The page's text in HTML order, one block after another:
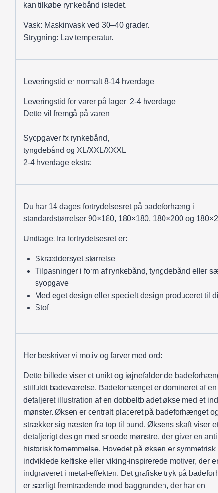
kan tilkøbe rynkebånd istedet.
Vask: Maskinvask ved 30–40 grader.
Strygning: Lav temperatur.
Leveringstid er normalt 8-14 hverdage
Leveringstid for varer på lager: 2-4 hverdage
Dette vil fremgå på varen
Syopgaver fx rynkebånd,
tyngdebånd og XL/XXL/XXXL:
2-4 hverdage ekstra
Du har 14 dages fortrydelsesret på badeforhæng i
standardstørrelser 90×180, 180×180, 180×200 og
Undtaget fra fortrydelsesret er:
Skræddersyet størrelse
Tilpasninger i form af rynkebånd, tyngdebånd eller
syopgave
Med eget design eller specielt design produceret til
Stof
Her beskriver vi motiv og farver med ord:
Dette billede viser et unikt og iøjnefaldende
stilfuldt badeværelse. Badeforhænget er domineret af en
detaljeret illustration af en dobbeltbladet økse med et
mønster. Øksen er centralt placeret på badeforhænget
strækker sig næsten fra top til bund. Øksens skaft viser et
detaljerigt design med snoede mønstre, der giver en
historisk fornemmelse. Hovedet på øksen er symmetrisk
indviklede keltiske eller viking-inspirerede motiver, der er
indgraveret i metal-effekten. Det grafiske tryk på
er særligt fremtrædende mod baggrunden, der har en